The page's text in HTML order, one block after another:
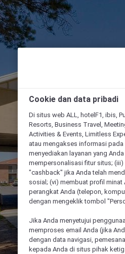
Cookie dan data pribadi
Di situs web ALL, hotelF1, ibis,
Resorts, Business Travel,
Activities & Events, Limitless
atau mengakses informasi
menyediakan layanan yang
mempersonalisasi fitur situs;
"cashback" jika Anda telah
sosial; (vi) membuat profil
perangkat Anda (telepon,
dengan mengeklik tombol
Jika Anda menyetujui
memproses email Anda (jika
dengan data navigasi,
kepada Anda di situs pihak